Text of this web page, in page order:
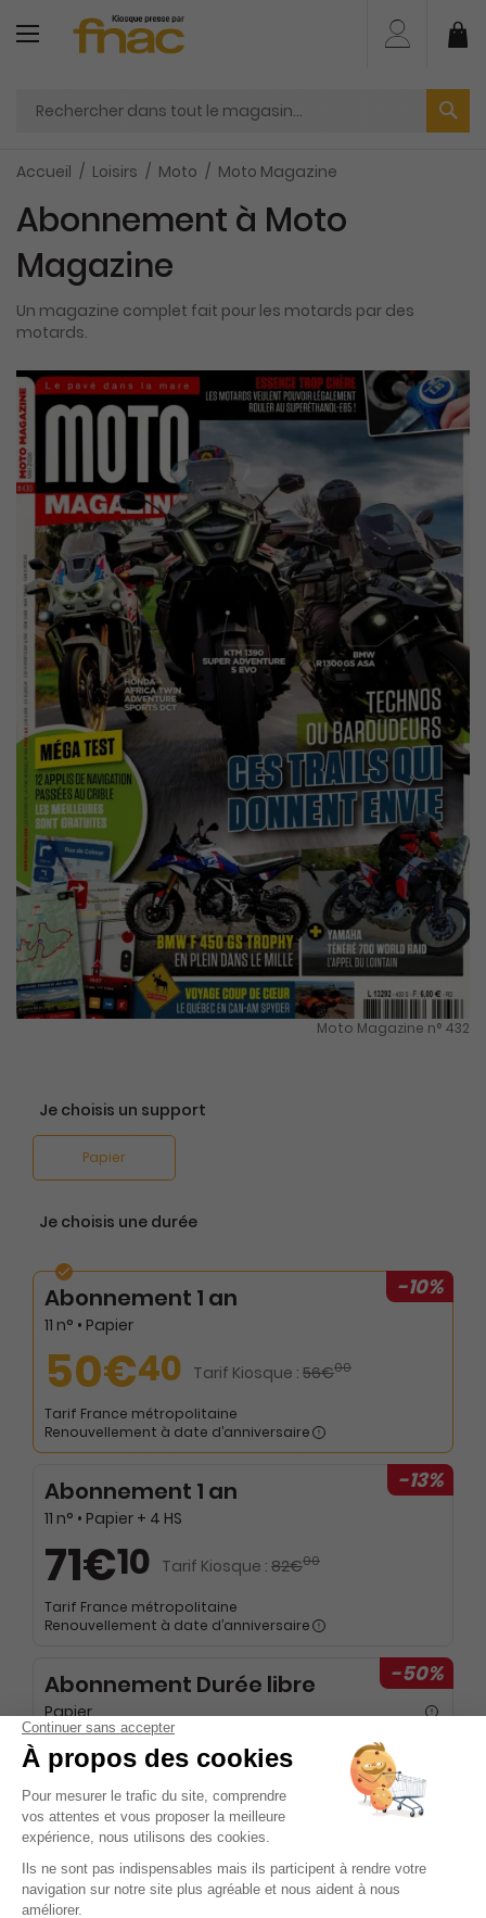
contenu
Accueil Loisirs Moto Moto Magazine
Moto Magazine n° 432
Abonnement à Moto
Magazine
Un magazine complet fait pour les motards par des
motards.
Je choisis un support
Papier
Je choisis une durée
-10%
Abonnement 1 an
11 n° • Papier
50€40 Tarif Kiosque : 56€00
Tarif France métropolitaine
Renouvellement à date d’anniversaire
-13%
Abonnement 1 an
11 n° • Papier + 4 HS
71€10 Tarif Kiosque : 82€00
Tarif France métropolitaine
Renouvellement à date d’anniversaire
-50%
Abonnement Durée libre
Papier
2€88 Tarif Kiosque :5€
Prix par n° pendant 6 mois, puis 5,65 € par n°
Tarif France métropolitaine
-50%
Abonnement Durée libre
Papier + 4 HS à 6,70 euros par an